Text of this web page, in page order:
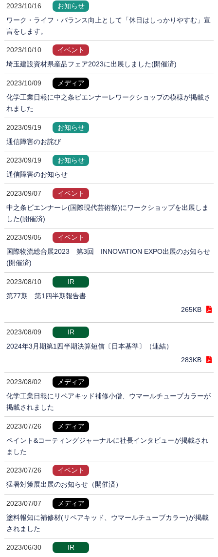
2023/10/16
お知らせ
ワーク・ライフ・バランス向上として「休日はしっかりやすむ」宣
言をします。
2023/10/10
イベント
埼玉建設資材県産品フェア2023に出展しました(開催済)
2023/10/09
メディア
化学工業日報に中之条ビエンナーレワークショップの模様が掲載さ
れました
2023/09/19
お知らせ
通信障害のお詫び
2023/09/19
お知らせ
通信障害のお知らせ
2023/09/07
イベント
中之条ビエンナーレ(国際現代芸術祭)にワークショップを出展しま
した(開催済)
2023/09/05
イベント
国際物流総合展2023 第3回 INNOVATION EXPO出展のお知らせ
(開催済)
2023/08/10
IR
第77期 第1四半期報告書
265KB
2023/08/09
IR
2024年3月期第1四半期決算短信〔日本基準〕（連結）
283KB
2023/08/02
メディア
化学工業日報にリペアキッド補修小僧、ウマールチューブカラーが
掲載されました
2023/07/26
メディア
ペイント&コーティングジャーナルに社長インタビューが掲載され
ました
2023/07/26
イベント
猛暑対策展出展のお知らせ（開催済）
2023/07/07
メディア
塗料報知に補修材(リペアキッド、ウマールチューブカラー)が掲載
されました
2023/06/30
IR